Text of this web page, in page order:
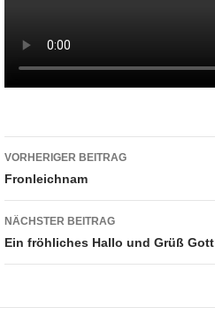
Beitragsnavigation
VORHERIGER BEITRAG
Fronleichnam
NÄCHSTER BEITRAG
Ein fröhliches Hallo und Grüß Gott